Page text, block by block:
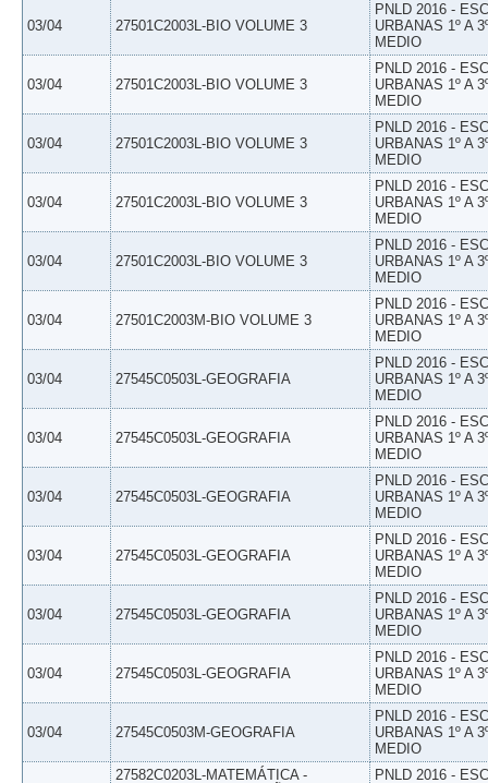
03/04 27501C2003L-BIO VOLUME 3
PNLD 2016 -
URBANAS 1º A
MEDIO
03/04 27501C2003L-BIO VOLUME 3
PNLD 2016 -
URBANAS 1º A
MEDIO
03/04 27501C2003L-BIO VOLUME 3
PNLD 2016 -
URBANAS 1º A
MEDIO
03/04 27501C2003L-BIO VOLUME 3
PNLD 2016 -
URBANAS 1º A
MEDIO
03/04 27501C2003L-BIO VOLUME 3
PNLD 2016 -
URBANAS 1º A
MEDIO
03/04 27501C2003M-BIO VOLUME 3
PNLD 2016 -
URBANAS 1º A
MEDIO
03/04 27545C0503L-GEOGRAFIA
PNLD 2016 -
URBANAS 1º A
MEDIO
03/04 27545C0503L-GEOGRAFIA
PNLD 2016 -
URBANAS 1º A
MEDIO
03/04 27545C0503L-GEOGRAFIA
PNLD 2016 -
URBANAS 1º A
MEDIO
03/04 27545C0503L-GEOGRAFIA
PNLD 2016 -
URBANAS 1º A
MEDIO
03/04 27545C0503L-GEOGRAFIA
PNLD 2016 -
URBANAS 1º A
MEDIO
03/04 27545C0503L-GEOGRAFIA
PNLD 2016 -
URBANAS 1º A
MEDIO
03/04 27545C0503M-GEOGRAFIA
PNLD 2016 -
URBANAS 1º A
MEDIO
27582C0203L-MATEMÁTICA -
PNLD 2016 -